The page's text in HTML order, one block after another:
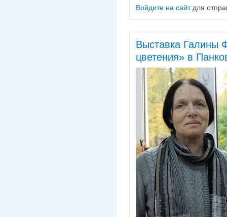
Войдите на сайтдля
Выставка Галины
цветения» в